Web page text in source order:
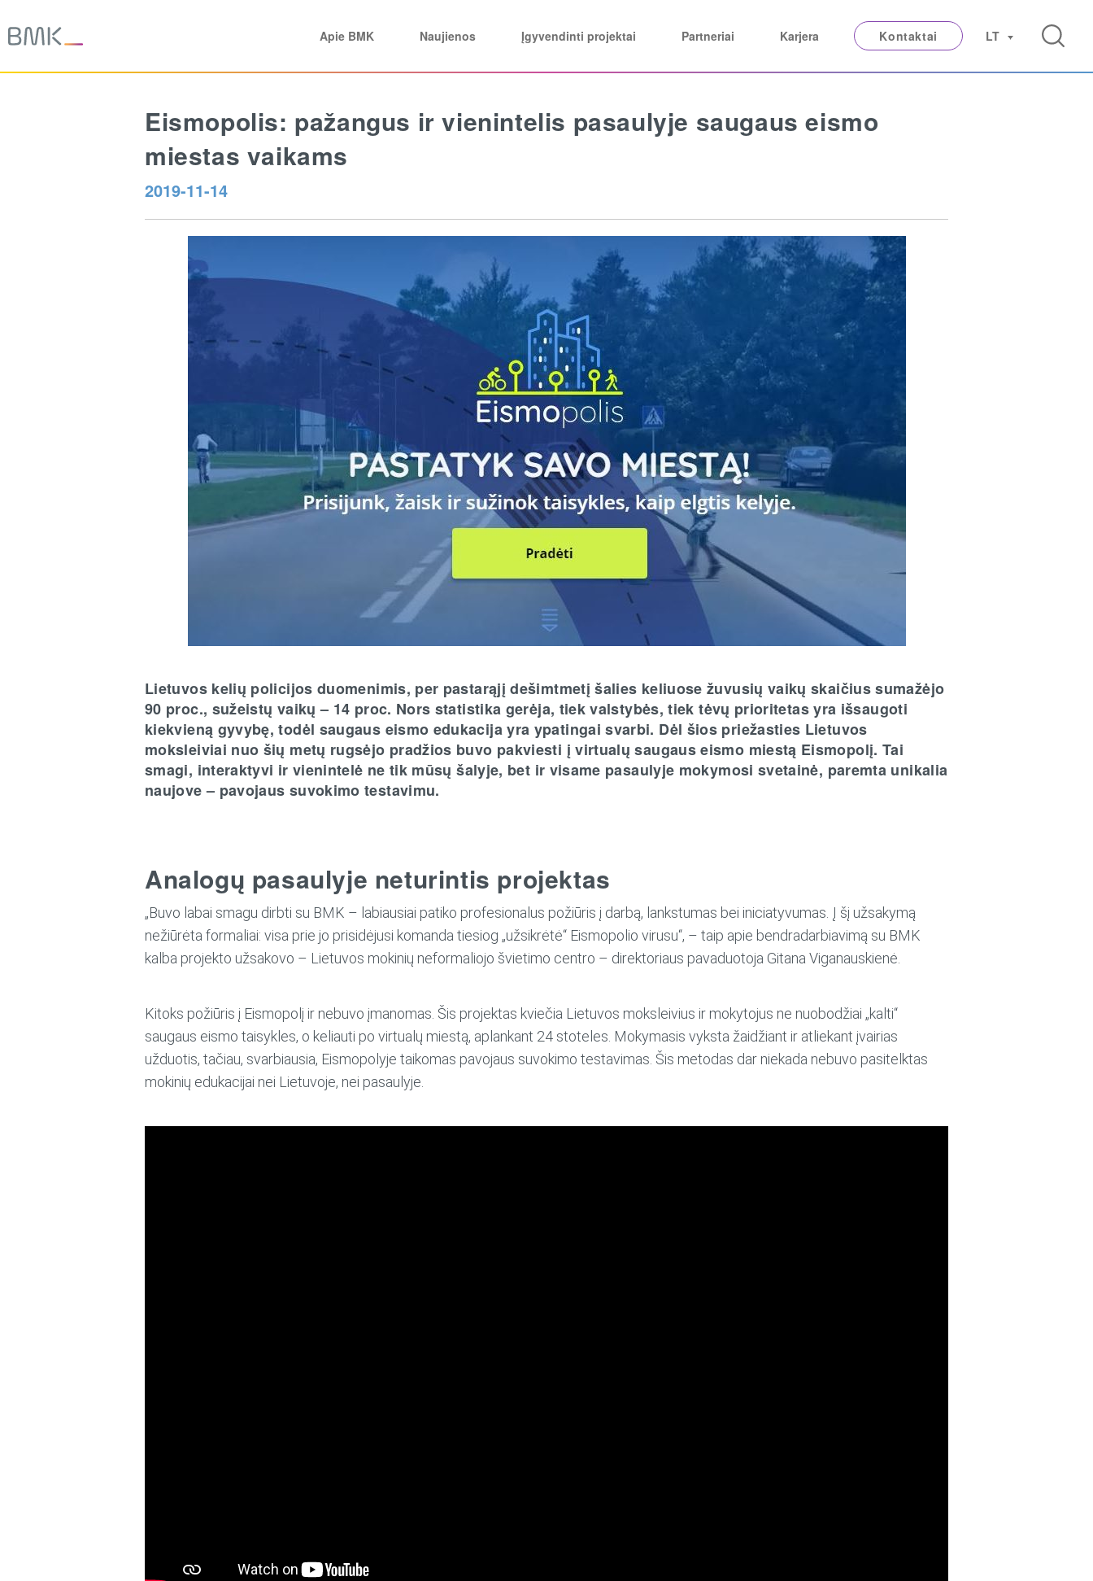
Apie BMK Naujienos Įgyvendinti projektai Partneriai Karjera Kontaktai LT
Eismopolis: pažangus ir vienintelis pasaulyje saugaus eismo
miestas vaikams
2019-11-14
Lietuvos kelių policijos duomenimis, per pastarąjį dešimtmetį šalies keliuose žuvusių vaikų skaičius sumažėjo
90 proc., sužeistų vaikų – 14 proc. Nors statistika gerėja, tiek valstybės, tiek tėvų prioritetas yra išsaugoti
kiekvieną gyvybę, todėl saugaus eismo edukacija yra ypatingai svarbi. Dėl šios priežasties Lietuvos
moksleiviai nuo šių metų rugsėjo pradžios buvo pakviesti į virtualų saugaus eismo miestą Eismopolį. Tai
smagi, interaktyvi ir vienintelė ne tik mūsų šalyje, bet ir visame pasaulyje mokymosi svetainė, paremta unikalia
naujove – pavojaus suvokimo testavimu.
Analogų pasaulyje neturintis projektas
„Buvo labai smagu dirbti su BMK – labiausiai patiko profesionalus požiūris į darbą, lankstumas bei iniciatyvumas. Į šį užsakymą
nežiūrėta formaliai: visa prie jo prisidėjusi komanda tiesiog „užsikrėtė“ Eismopolio virusu“, – taip apie bendradarbiavimą su BMK
kalba projekto užsakovo – Lietuvos mokinių neformaliojo švietimo centro – direktoriaus pavaduotoja Gitana Viganauskienė.
Kitoks požiūris į Eismopolį ir nebuvo įmanomas. Šis projektas kviečia Lietuvos moksleivius ir mokytojus ne nuobodžiai „kalti“
saugaus eismo taisykles, o keliauti po virtualų miestą, aplankant 24 stoteles. Mokymasis vyksta žaidžiant ir atliekant įvairias
užduotis, tačiau, svarbiausia, Eismopolyje taikomas pavojaus suvokimo testavimas. Šis metodas dar niekada nebuvo pasitelktas
mokinių edukacijai nei Lietuvoje, nei pasaulyje.